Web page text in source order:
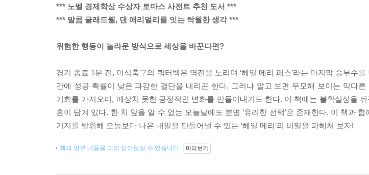
*** 노벨 경제학상 수상자 토마스 사전트 추천 도서 ***
*** 말콤 글래드웰, 댄 애리얼리를 잇는 탁월한 생각 ***
위험한 행동이 놀라운 방식으로 세상을 바꾼다면?
경기 종료 1분 전, 미식축구의 쿼터백은 역전을 노리며 ‘헤일 메리 패스’라는 마지막 승부수
간에 성공 확률이 낮은 과감한 결단을 내리곤 한다. 그러나 알고 보면 무모해 보이는 막다
기회를 가져오며, 예상치 못한 긍정적인 변화를 만들어내기도 한다. 이 책에는 불확실성을
훈이 담겨 있다. 한 치 앞을 알 수 없는 오늘날에도 분명 ‘유리한 선택’은 존재한다. 이 책과
기지를 발휘해 오늘보다 나은 내일을 만들어낼 수 있는 ‘헤일 메리’의 비밀을 파헤쳐 보자!
책의 일부 내용을 미리 읽어보실 수 있습니다. 미리보기